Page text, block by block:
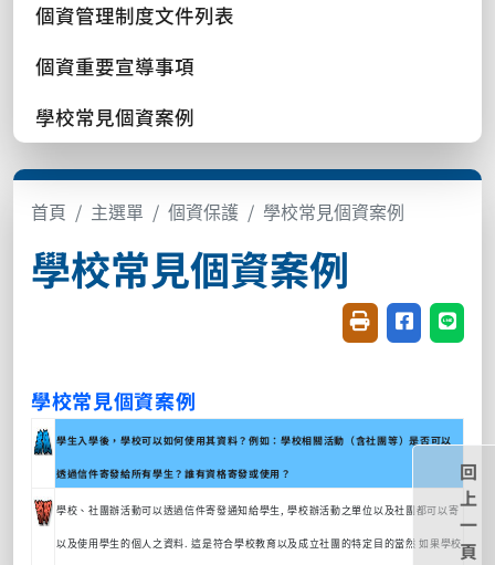
個資管理制度文件列表
個資重要宣導事項
學校常見個資案例
首頁 主選單 個資保護 學校常見個資案例
學校常見個資案例
友善列印(開新視
分享至臉書
分享
學校常見個資案例
學生入學後，學校可以如何使用其資料？例如：學校相關活動（含社團等）是否可以
透過信件寄發給所有學生？誰有資格寄發或使用？
學校、社團辦活動可以透過信件寄發通知給學生, 學校辦活動之單位以及社團都可以寄
以及使用學生的個人之資料. 這是符合學校教育以及成立社團的特定目的當然 如果學校
回
上
一
頁